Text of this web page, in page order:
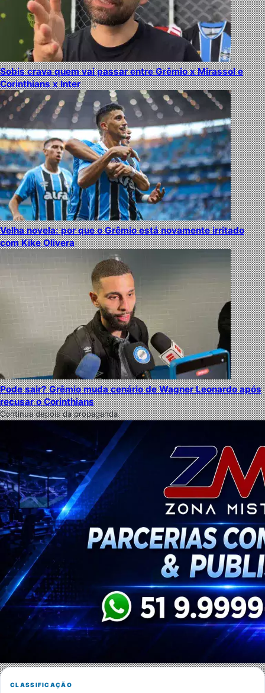
Sobis crava quem vai passar entre Grêmio x Mirassol e
Corinthians x Inter
Velha novela: por que o Grêmio está novamente irritado
com Kike Olivera
Pode sair? Grêmio muda cenário de Wagner Leonardo após
recusar o Corinthians
Continua depois da propaganda.
CLASSIFICAÇÃO